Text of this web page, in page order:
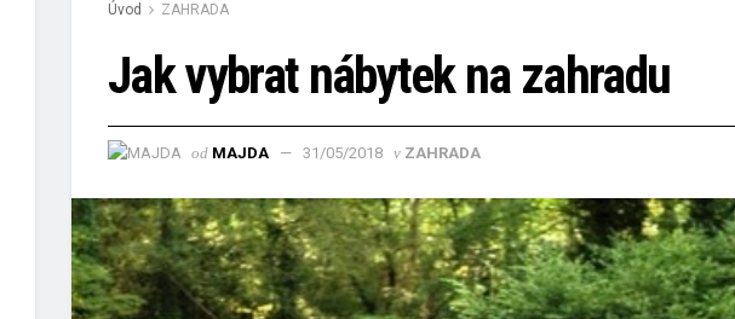
Úvod ZAHRADA
Jak vybrat nábytek na zahradu
od MAJDA 31/05/2018 v ZAHRADA